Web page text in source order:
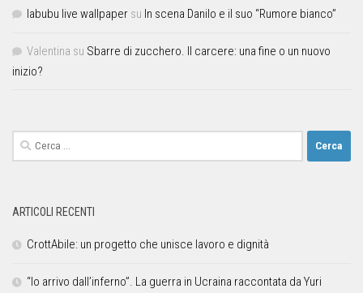
labubu live wallpaper su In scena Danilo e il suo “Rumore bianco”
Valentina su Sbarre di zucchero. Il carcere: una fine o un nuovo
inizio?
ARTICOLI RECENTI
CrottAbile: un progetto che unisce lavoro e dignità
“Io arrivo dall’inferno”. La guerra in Ucraina raccontata da Yuri